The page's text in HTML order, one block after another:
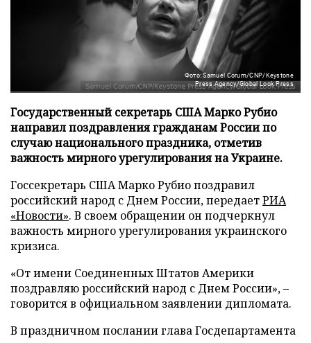
Фото: Samuel Corum/CNP/Keystone
Press Agency/Global Look Press
Государственный секретарь США Марко Рубио
направил поздравления гражданам России по
случаю национального праздника, отметив
важность мирного урегулирования на Украине.
Госсекретарь США Марко Рубио поздравил
российский народ с Днем России, передаетРИА
«Новости». В своем обращении он подчеркнул
важность мирного урегулирования украинского
кризиса.
«От имени Соединенных Штатов Америки
поздравляю российский народ с Днем России», –
говорится в официальном заявлении дипломата.
В праздничном послании глава Госдепартамента